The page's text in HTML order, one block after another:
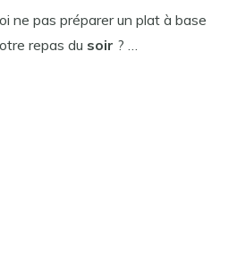
ne pas préparer un plat à base
repas du soir ? …